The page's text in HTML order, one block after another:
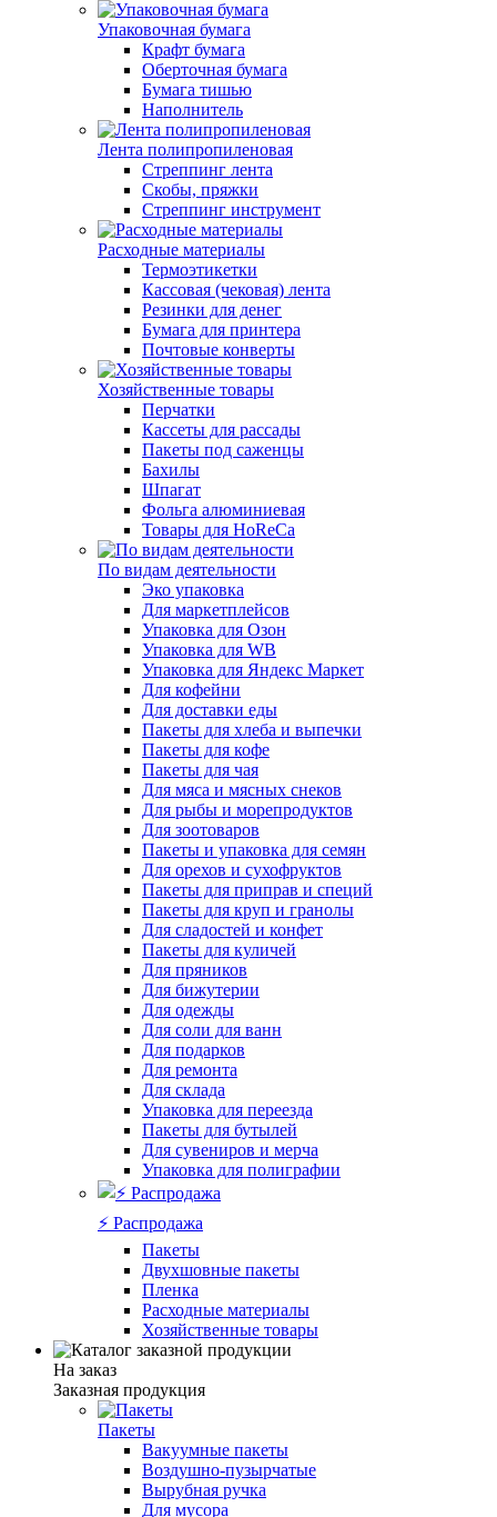
Упаковочная бумага
Крафт бумага
Оберточная бумага
Бумага тишью
Наполнитель
Лента полипропиленовая
Стреппинг лента
Скобы, пряжки
Стреппинг инструмент
Расходные материалы
Термоэтикетки
Кассовая (чековая) лента
Резинки для денег
Бумага для принтера
Почтовые конверты
Хозяйственные товары
Перчатки
Кассеты для рассады
Пакеты под саженцы
Бахилы
Шпагат
Фольга алюминиевая
Товары для HoReCa
По видам деятельности
Эко упаковка
Для маркетплейсов
Упаковка для Озон
Упаковка для WB
Упаковка для Яндекс Маркет
Для кофейни
Для доставки еды
Пакеты для хлеба и выпечки
Пакеты для кофе
Пакеты для чая
Для мяса и мясных снеков
Для рыбы и морепродуктов
Для зоотоваров
Пакеты и упаковка для семян
Для орехов и сухофруктов
Пакеты для приправ и специй
Пакеты для круп и гранолы
Для сладостей и конфет
Пакеты для куличей
Для пряников
Для бижутерии
Для одежды
Для соли для ванн
Для подарков
Для ремонта
Для склада
Упаковка для переезда
Пакеты для бутылей
Для сувениров и мерча
Упаковка для полиграфии
⚡️ Распродажа
Пакеты
Двухшовные пакеты
Пленка
Расходные материалы
Хозяйственные товары
На заказ
Заказная продукция
Пакеты
Вакуумные пакеты
Воздушно-пузырчатые
Вырубная ручка
Для мусора